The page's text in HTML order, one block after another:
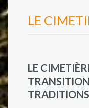
LE
LE
TRANSITION
TRADITIONS